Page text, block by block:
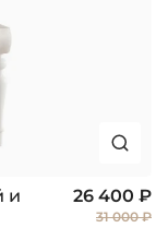
и
26 400 ₽
31 000 ₽